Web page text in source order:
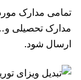
ارسال شود.